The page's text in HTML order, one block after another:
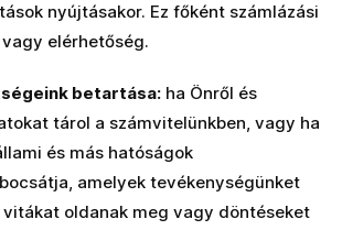
nyújtásakor. Ez főként számlázási
elérhetőség.
betartása: ha Önről és
tárol a számvitelünkben, vagy ha
és más hatóságok
amelyek tevékenységünket
oldanak meg vagy döntéseket